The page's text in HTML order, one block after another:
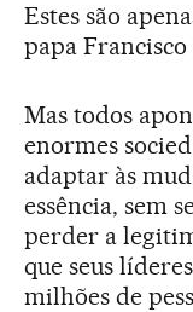
Estes são
papa
Mas todos
enormes
adaptar às
essência, sem
perder a
que seus
milhões de